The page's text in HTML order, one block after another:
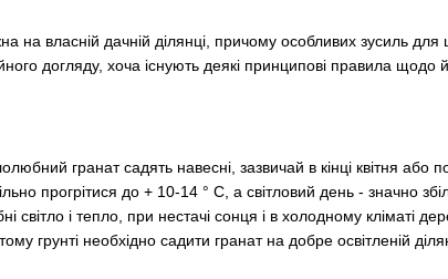
на власній дачній ділянці, причому особливих зусиль для
догляду, хоча існують деякі принципові правила щодо
гранат садять навесні, зазвичай в кінці квітня або
прогрітися до + 10-14 ° С, а світловий день - значно
світло і тепло, при нестачі сонця і в холодному кліматі
грунті необхідно садити гранат на добре освітленій